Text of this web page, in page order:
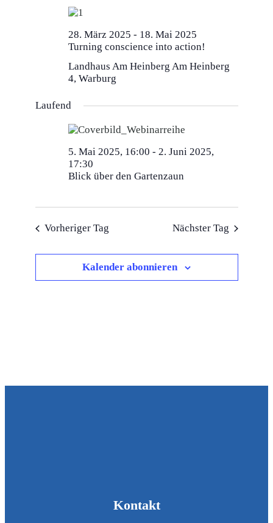
Turning conscience into action!
28. März 2025 - 18. Mai 2025
Landhaus Am Heinberg Am Heinberg
4, Warburg
Laufend
Blick über den Gartenzaun
5. Mai 2025, 16:00 - 2. Juni 2025,
17:30
Vorheriger Tag Nächster Tag
Kalender abonnieren
Kontakt